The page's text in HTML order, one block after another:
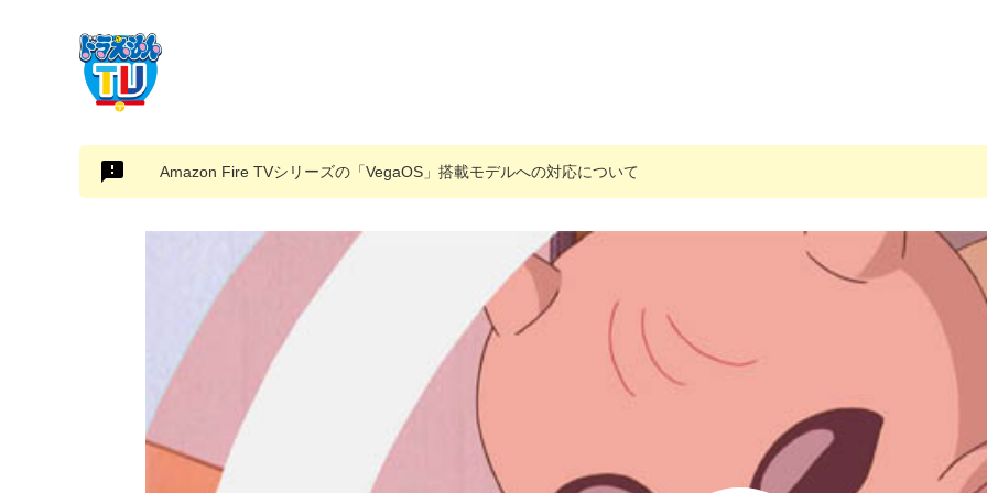
Amazon Fire TVシリーズの「VegaOS」搭載モデルへの対応について